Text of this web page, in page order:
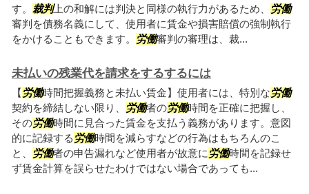
す。 裁判上の和解には判決と同様の執行力があるため、
労働
審判を債務名義にして、使用者に賃金や損害賠償の強制執行
をかけることもできます。
労働審判の審理は、裁...
未払いの残業代を請求をするするには
【 労働時間把握義務と未払い賃金】使用者には、特別な労働
契約を締結しない限り、
労働者の労働時間を正確に把握し、
その労働時間に見合った賃金を支払う義務があります。意図
的に記録する 労働時間を減らすなどの行為はもちろんのこ
と、
労働者の申告漏れなど使用者が故意に 労働時間を記録せ
ず賃金計算を誤らせたわけではない場合であっても...